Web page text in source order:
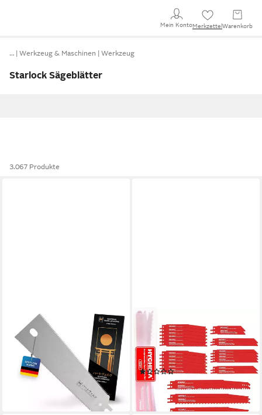
Mein KontoMerkzettel Warenkorb
… Werkzeug & Maschinen Werkzeug
Starlock Sägeblätter
3.067 Produkte
HARDTWERK®
Sägeblatt Ryoba Säge, für
vielseitige
Schnittmöglichkeiten - fein
und grob
lieferbar - in 2-3 Werktagen bei dir
HYCHIKA
Säbelsägeblatt HYCHIKA
Reciprocating Saw Blades 32
Pieces (1-St)
(1)
19,99 €
lieferbar - in 4-5 Werktagen bei dir